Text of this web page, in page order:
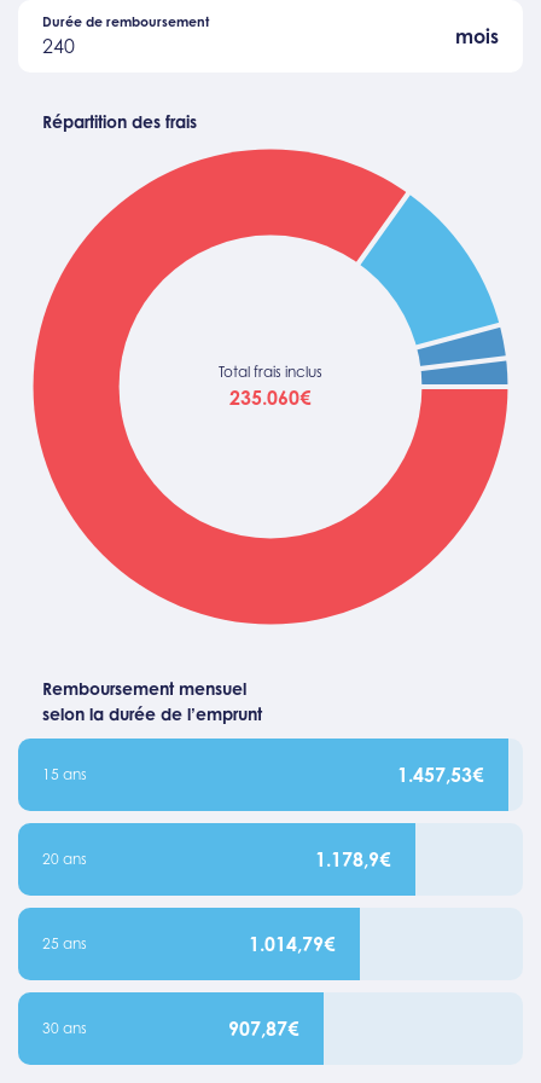
240
Durée de remboursement
mois
Répartition des frais
Total frais inclus
235.060€
Remboursement mensuel
selon la durée de l’emprunt
15 ans 1.457,53€
20 ans 1.178,9€
25 ans 1.014,79€
30 ans 907,87€